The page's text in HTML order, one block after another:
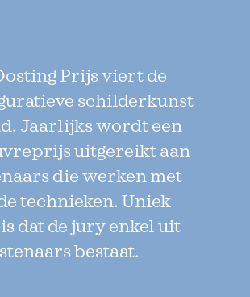
Prijs viert de
schilderkunst
Jaarlijks wordt een
uitgereikt aan
die werken met
technieken. Uniek
dat de jury enkel uit
bestaat.